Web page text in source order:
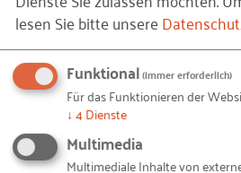
erfolgversprechend sind die
Dienstleistungen langfristig?
Keine der drei
auslassen!
lesen Sie bitte unsere
Funktional(immer erforderlich)
Für das Funktionieren der
↓ 4Dienste
Multimedia
Multimediale Inhalte von